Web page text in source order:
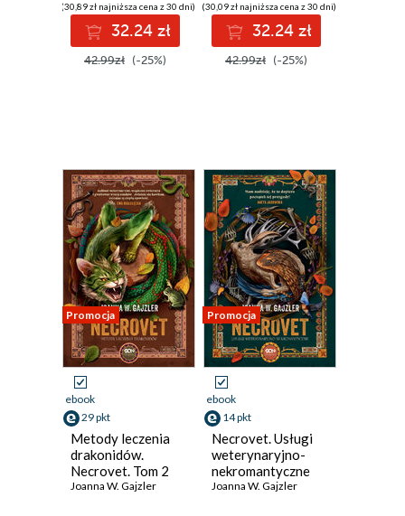
(30,89 zł najniższa cena z 30 dni)
32.24 zł
42.99zł (-25%)
(30,09 zł najniższa cena z 30 dni)
32.24 zł
42.99zł (-25%)
Promocja
ebook
29 pkt
Metody leczenia
drakonidów.
Necrovet. Tom 2
Joanna W. Gajzler
Promocja
ebook
14 pkt
Necrovet. Usługi
weterynaryjno-
nekromantyczne
Joanna W. Gajzler